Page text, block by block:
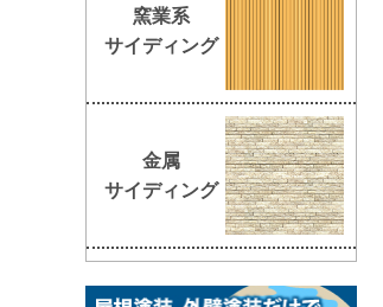
窯業系
サイディング
金属
サイディング